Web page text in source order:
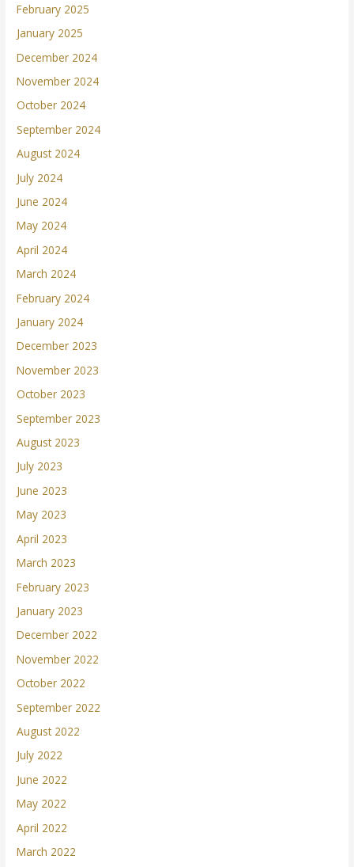
February 2025
January 2025
December 2024
November 2024
October 2024
September 2024
August 2024
July 2024
June 2024
May 2024
April 2024
March 2024
February 2024
January 2024
December 2023
November 2023
October 2023
September 2023
August 2023
July 2023
June 2023
May 2023
April 2023
March 2023
February 2023
January 2023
December 2022
November 2022
October 2022
September 2022
August 2022
July 2022
June 2022
May 2022
April 2022
March 2022